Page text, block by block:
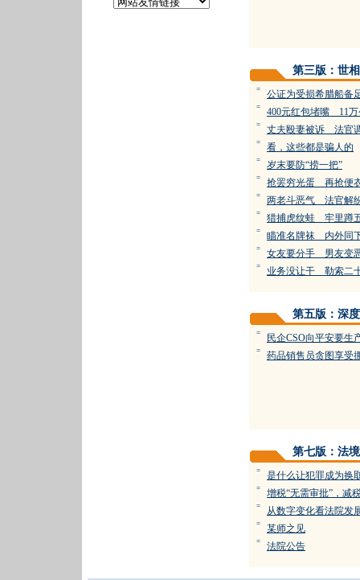
第三版：世相
= 公证为受损希腊船备
= 400元红包堵嘴 11万
= 丈夫殴妻被诉 法官
= 看，这些都是骗人的
= 岁末要防“捞一把”
= 抢罢穷光蛋 再抢便
= 两老斗恶气 法官解
= 猎捕虎纹蛙 牢里蹲
= 瞄准名牌袜 内外同
= 女友要分手 男友变
= 业务没让干 勒索二
第五版：深度
= 民企CSO向平安要生
= 药品销售员贪图享受
第七版：法境
= 是什么让犯罪成为换
= 增税“无需审批”，减
= 从数字变化看法院发
= 某师之见
= 法院公告